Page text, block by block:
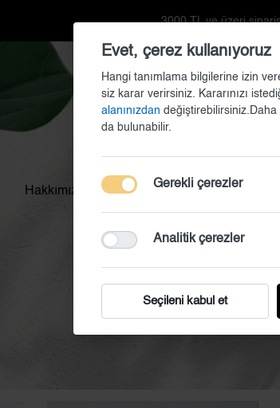
3000 TL ve üzeri
Hakkımızda Kapı Süsü Doğum
Anasayfa Duvar
Evet, çerez kullanıyoruz
Hangi tanımlama bilgilerine izin
siz karar verirsiniz. Kararınızı
alanınızdan değiştirebilirsiniz.Daha
da bulunabilir.
Gerekli çerezler
Analitik çerezler
Seçileni kabul et